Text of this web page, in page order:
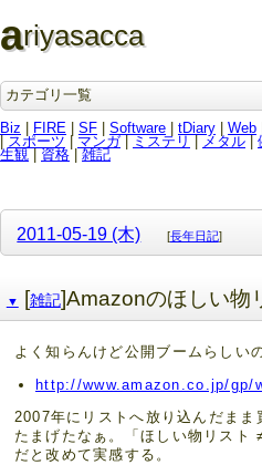
ariyasacca
カテゴリ一覧
Biz
FIRE SF Software tDiary Web
スポーツ | マンガ| ミステリ メタル
生観
資格| 雑記
2011-05-19 (木) [長年日記]
▼ [雑記]Amazonのほしい物
よく知らんけど公開ブームらしい
http://www.amazon.co.jp/gp/
2007年にリストへ放り込んだまま
たまげたなぁ。「ほしい物リスト
だと改めて実感する。